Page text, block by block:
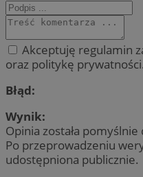
Akceptuję regulamin
oraz politykę prywatności.
Błąd:
Wynik:
Opinia została pomyślnie
Po przeprowadzeniu
udostępniona publicznie.